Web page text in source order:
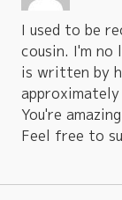
I used to be
cousin. I'm
is written by
You're
Feel free to